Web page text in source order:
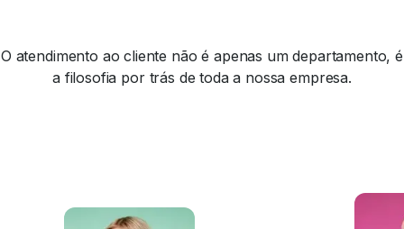
O atendimento ao cliente não é apenas um departamento, é
a filosofia por trás de toda a nossa empresa.